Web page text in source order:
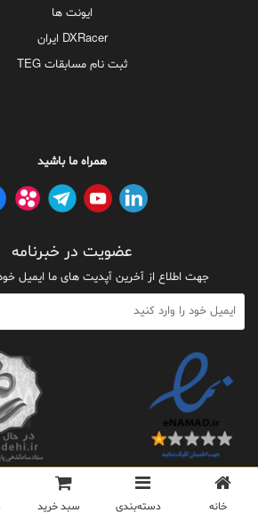
خانه دسته‌بندی‌ سبد خرید
ایونت ها
DXRacer ایران
ثبت نام مسابقات TEG
همراه ما باشید
عضویت در خبرنامه
جهت اطلاع از آخرین آپدیت های ما ایمیل خود
کلیه حقوق این سایت محفوظ و متعلق به گروه مهندسین تخت